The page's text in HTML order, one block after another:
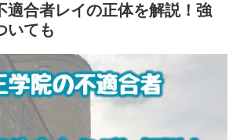
適合者レイの正体を解説！強
いても